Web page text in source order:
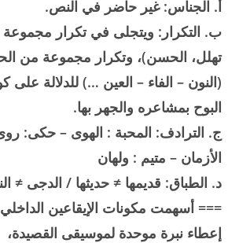
أ. الجناس: غير حاضر في النص.
ب. التكرار: ويتجلى في تكرار مجموعة
تهلل، الحسن)، وتكرار مجموعة من
(النون – الفاء – العين …) للدلالة
البوح بمشاعره والجهر بها.
ج. الترادف: المحبة : الهوى – حكى:
الأزمان – متيم : ولهان
د. الطباق: قديمها ≠ حديثها / الدجى ≠
=== أسهمت مكونات الإيقاعين
إعطاء نبرة موحدة لموسيقى القصيدة،